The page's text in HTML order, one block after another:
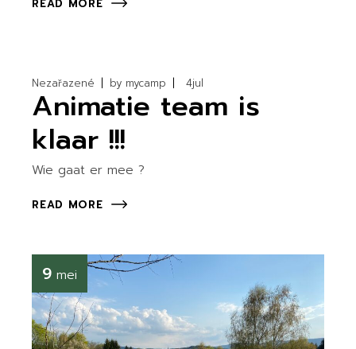
READ MORE
Nezařazené by mycamp 4jul
Animatie team is
klaar !!!
Wie gaat er mee ?
READ MORE
9 mei